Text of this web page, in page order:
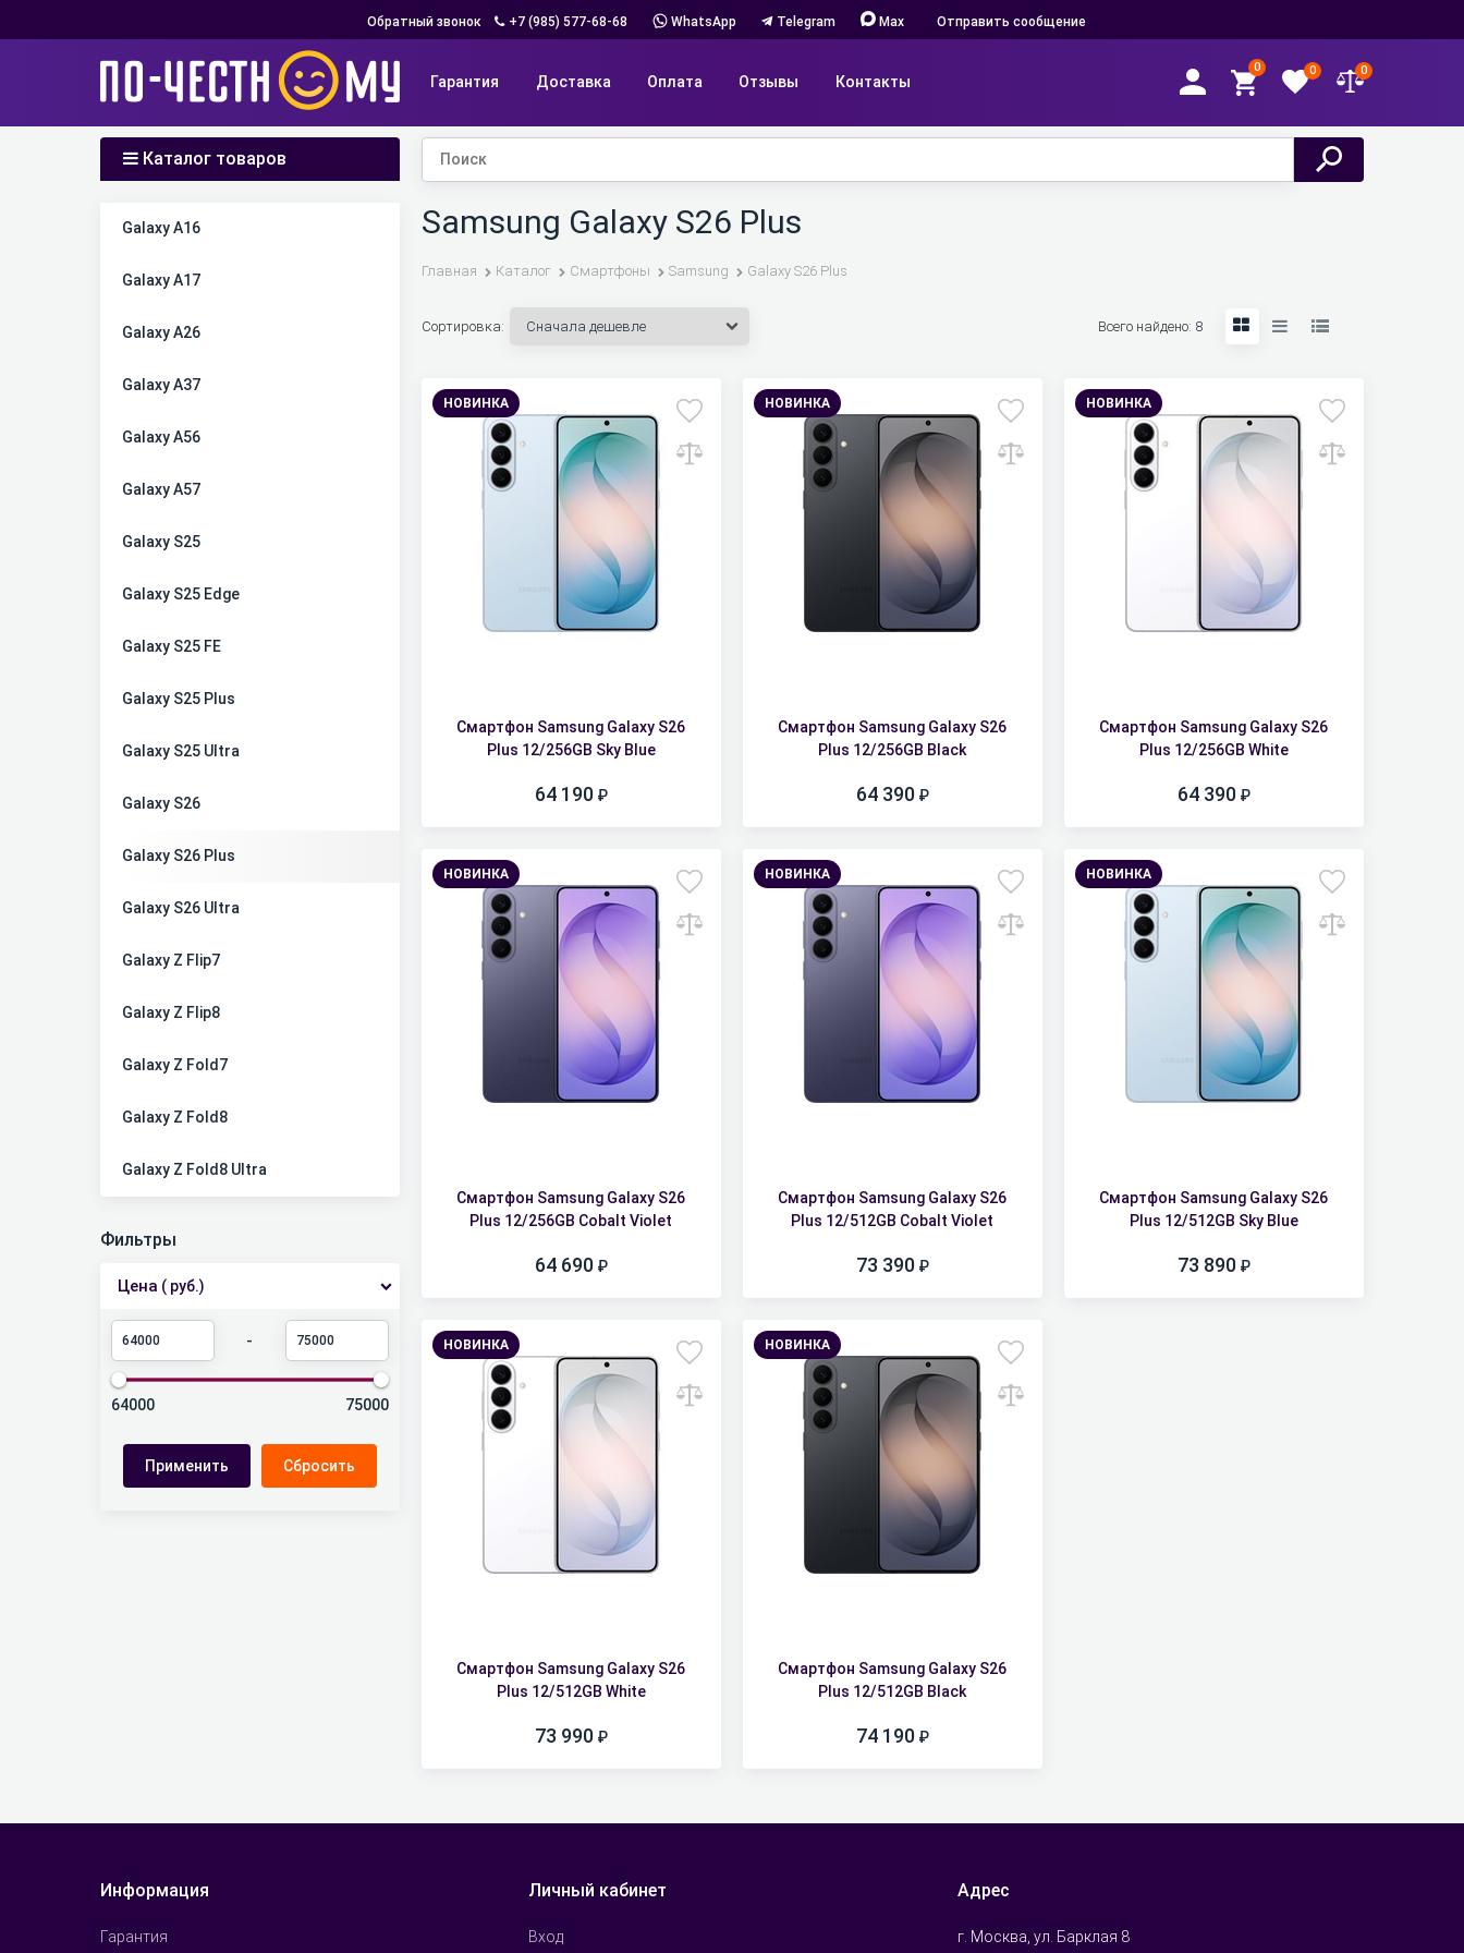
Обратный звонок +7 (985) 577-68-68 WhatsApp Telegram Max Отправить сообщение
Гарантия Доставка Оплата Отзывы Контакты
0 0 0
Каталог товаров
Galaxy A16
Galaxy A17
Galaxy A26
Galaxy A37
Galaxy A56
Galaxy A57
Galaxy S25
Galaxy S25 Edge
Galaxy S25 FE
Galaxy S25 Plus
Galaxy S25 Ultra
Galaxy S26
Galaxy S26 Plus
Galaxy S26 Ultra
Galaxy Z Flip7
Galaxy Z Flip8
Galaxy Z Fold7
Galaxy Z Fold8
Galaxy Z Fold8 Ultra
Фильтры
Цена ( руб.)
-
64000 75000
Samsung Galaxy S26 Plus
Главная Каталог Смартфоны Samsung Galaxy S26 Plus
Сортировка: Всего найдено: 8
НОВИНКА
Смартфон Samsung Galaxy S26
Plus 12/256GB Sky Blue
64 190
НОВИНКА
Смартфон Samsung Galaxy S26
Plus 12/256GB Black
64 390
НОВИНКА
Смартфон Samsung Galaxy S26
Plus 12/256GB White
64 390
НОВИНКА
Смартфон Samsung Galaxy S26
Plus 12/256GB Cobalt Violet
64 690
НОВИНКА
Смартфон Samsung Galaxy S26
Plus 12/512GB Cobalt Violet
73 390
НОВИНКА
Смартфон Samsung Galaxy S26
Plus 12/512GB Sky Blue
73 890
НОВИНКА
Смартфон Samsung Galaxy S26
Plus 12/512GB White
73 990
НОВИНКА
Смартфон Samsung Galaxy S26
Plus 12/512GB Black
74 190
Информация
Гарантия
Личный кабинет
Вход
Адрес
г. Москва, ул. Барклая 8